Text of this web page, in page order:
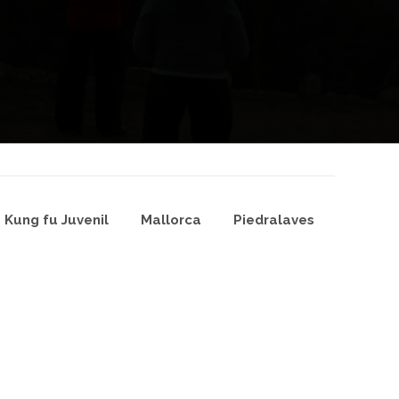
Kung fu Juvenil Mallorca
Piedralaves